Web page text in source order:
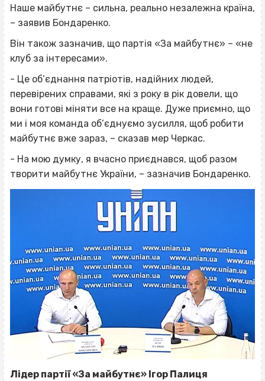
Наше майбутнє – сильна, реально незалежна країна,
– заявив Бондаренко.
Він також зазначив, що партія «За майбутнє» – «не
клуб за інтересами».
- Це об’єднання патріотів, надійних людей,
перевірених справами, які з року в рік довели, що
вони готові міняти все на краще. Дуже приємно, що
ми і моя команда об’єднуємо зусилля, щоб робити
майбутнє вже зараз, – сказав мер Черкас.
- На мою думку, я вчасно приєднався, щоб разом
творити майбутнє України, – зазначив Бондаренко.
Лідер партії «За майбутнє» Ігор Палиця